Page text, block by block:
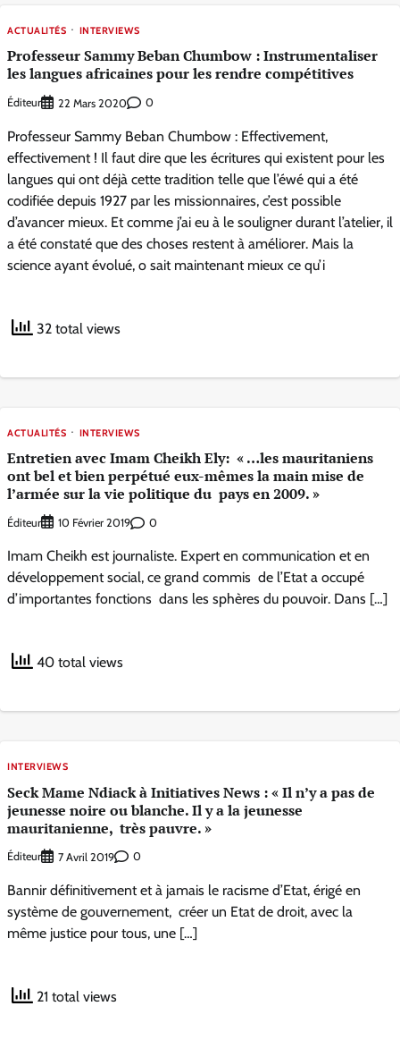
ACTUALITÉS INTERVIEWS
Professeur Sammy Beban Chumbow : Instrumentaliser
les langues africaines pour les rendre compétitives
Éditeur 22 Mars 2020 0
Professeur Sammy Beban Chumbow : Effectivement,
effectivement ! Il faut dire que les écritures qui existent pour les
langues qui ont déjà cette tradition telle que l’éwé qui a été
codifiée depuis 1927 par les missionnaires, c’est possible
d’avancer mieux. Et comme j’ai eu à le souligner durant l’atelier, il
a été constaté que des choses restent à améliorer. Mais la
science ayant évolué, o sait maintenant mieux ce qu’i
32 total views
ACTUALITÉS INTERVIEWS
Entretien avec Imam Cheikh Ely: « …les mauritaniens
ont bel et bien perpétué eux-mêmes la main mise de
l’armée sur la vie politique du pays en 2009. »
Éditeur 10 Février 2019 0
Imam Cheikh est journaliste. Expert en communication et en
développement social, ce grand commis de l’Etat a occupé
d’importantes fonctions dans les sphères du pouvoir. Dans […]
40 total views
INTERVIEWS
Seck Mame Ndiack à Initiatives News : « Il n’y a pas de
jeunesse noire ou blanche. Il y a la jeunesse
mauritanienne, très pauvre. »
Éditeur 7 Avril 2019 0
Bannir définitivement et à jamais le racisme d’Etat, érigé en
système de gouvernement, créer un Etat de droit, avec la
même justice pour tous, une […]
21 total views